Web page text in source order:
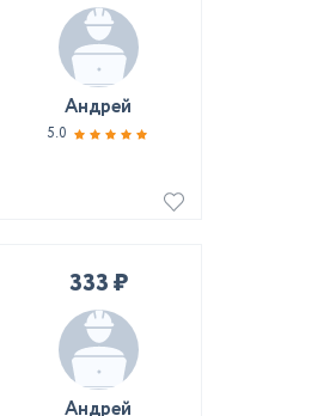
Андрей
5.0
333 ₽
Андрей